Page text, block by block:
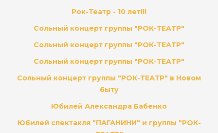
Рок-Театр - 10 лет!!!
Сольный концерт группы "РОК-ТЕАТР"
Сольный концерт группы "РОК-ТЕАТР"
Сольный концерт группы "РОК-ТЕАТР"
Сольный концерт группы "РОК-ТЕАТР" в Новом
быту
Юбилей Александра Бабенко
Юбилей спектакля "ПАГАНИНИ" и группы "РОК-